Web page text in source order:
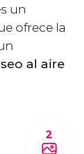
un
ofrece la
al aire
2